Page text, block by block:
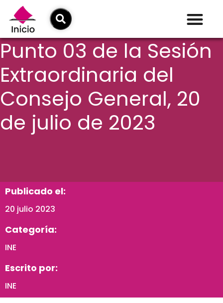
Punto 03 de la Sesión
Extraordinaria del
Consejo General, 20
de julio de 2023
Publicado el:
20 julio 2023
Categoría:
INE
Escrito por:
INE